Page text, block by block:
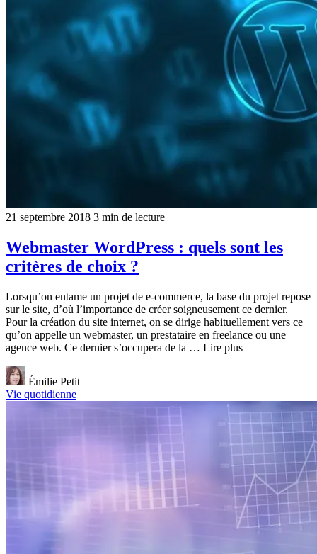
21 septembre 2018 3 min de lecture
Webmaster WordPress : quels sont les
critères de choix ?
Lorsqu’on entame un projet de e-commerce, la base du projet repose
sur le site, d’où l’importance de créer soigneusement ce dernier.
Pour la création du site internet, on se dirige habituellement vers ce
qu’on appelle un webmaster, un prestataire en freelance ou une
agence web. Ce dernier s’occupera de la … Lire plus
Émilie Petit
Vie quotidienne